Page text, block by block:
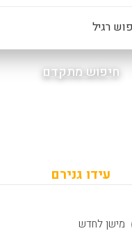
רגיל
חיפוש מתקדם
עידו גנירם
מישן לחדש